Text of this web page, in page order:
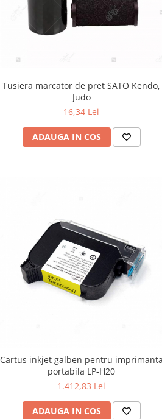
Tusiera marcator de pret SATO Kendo,
Judo
16,34 Lei
ADAUGA IN COS
Cartus inkjet galben pentru imprimanta
portabila LP-H20
1.412,83 Lei
ADAUGA IN COS